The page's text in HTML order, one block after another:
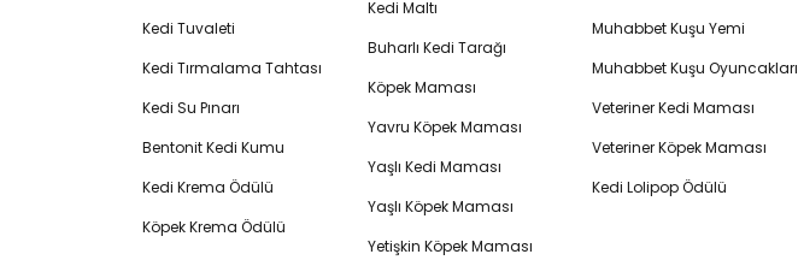
Kedi Tuvaleti
Kedi Tırmalama Tahtası
Kedi Su Pınarı
Bentonit Kedi Kumu
Kedi Krema Ödülü
Köpek Krema Ödülü
Kedi Maltı
Buharlı Kedi Tarağı
Köpek Maması
Yavru Köpek Maması
Yaşlı Kedi Maması
Yaşlı Köpek Maması
Yetişkin Köpek Maması
Muhabbet Kuşu Yemi
Muhabbet Kuşu Oyuncakları
Veteriner Kedi Maması
Veteriner Köpek Maması
Kedi Lolipop Ödülü